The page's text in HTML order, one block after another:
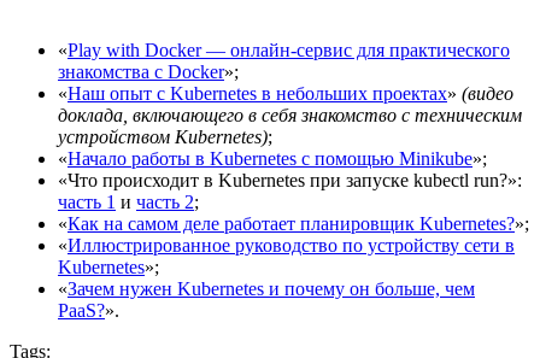
«Play with Docker — онлайн-сервис для практического
знакомства с Docker»;
«Наш опыт с Kubernetes в небольших проектах» (видео
доклада, включающего в себя знакомство с техническим
устройством Kubernetes);
«Начало работы в Kubernetes с помощью Minikube»;
«Что происходит в Kubernetes при запуске kubectl run?»:
часть 1 и часть 2;
«Как на самом деле работает планировщик Kubernetes?»;
«Иллюстрированное руководство по устройству сети в
Kubernetes»;
«Зачем нужен Kubernetes и почему он больше, чем
PaaS?».
Tags: